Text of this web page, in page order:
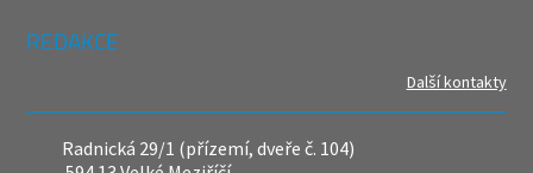
REDAKCE
Další kontakty
Radnická 29/1 (přízemí, dveře č. 104)